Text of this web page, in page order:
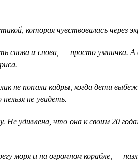
которая чувствовалась через
и снова, — просто умничка. А
не попали кадры, когда дети
не увидеть.
удивлена, что она к своим 20
моря и на огромном корабле, —